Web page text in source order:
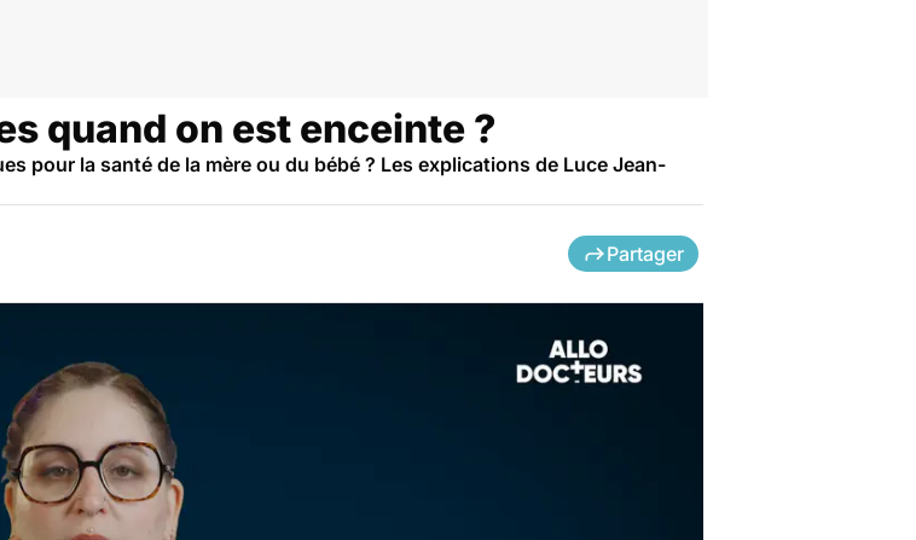
quand on est enceinte ?
pour la santé de la mère ou du bébé ? Les explications de Luce Jean-
Partager